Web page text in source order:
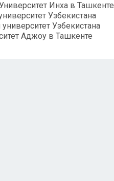
Инха в Ташкенте
Узбекистана
Узбекистана
Аджоу в Ташкенте